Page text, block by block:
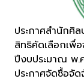
ประกาศสำนักศิ
สิทธิคัดเลือกเพื่อ
ปีงบประมาณ พ.
ประกาศจัดซื้อจัด